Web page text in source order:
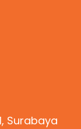
Surabaya